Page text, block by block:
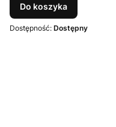
Do koszyka
Dostępność: Dostępny